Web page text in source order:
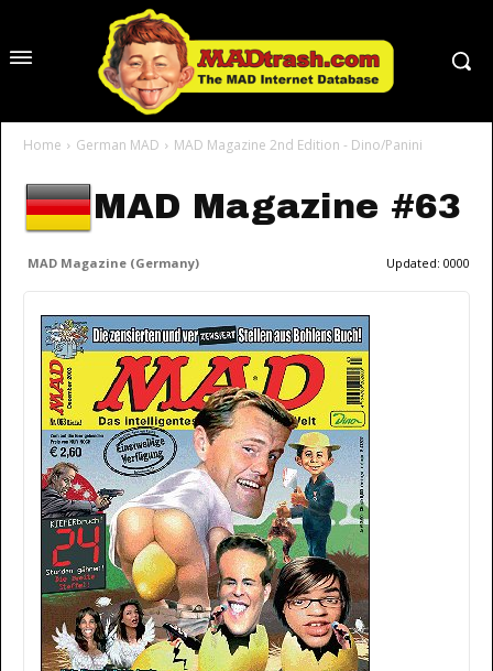
Home German MAD MAD Magazine 2nd Edition - Dino/Panini
MAD Magazine #63
MAD Magazine (Germany) Updated: 0000